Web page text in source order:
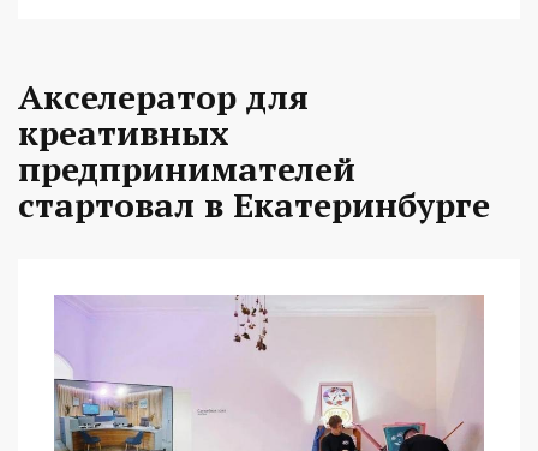
Акселератор для
креативных
предпринимателей
стартовал в Екатеринбурге